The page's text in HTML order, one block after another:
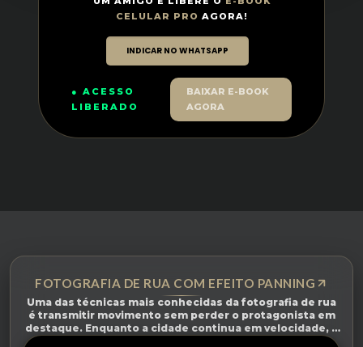
CELULAR PRO AGORA!
INDICAR NO WHATSAPP
● ACESSO
LIBERADO
BAIXAR E-BOOK
AGORA
FOTOGRAFIA DE RUA COM EFEITO PANNING
Uma das técnicas mais conhecidas da fotografia de rua
é transmitir movimento sem perder o protagonista em
destaque. Enquanto a cidade continua em velocidade, a